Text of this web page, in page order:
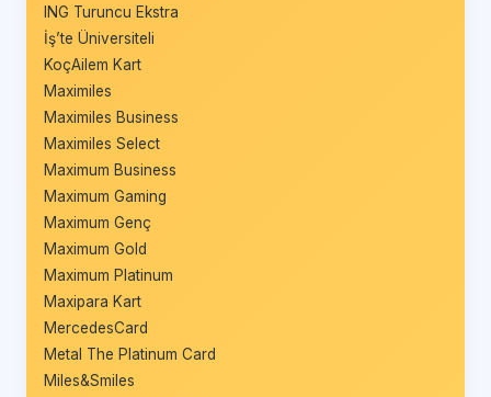
ING Turuncu Ekstra
İş’te Üniversiteli
KoçAilem Kart
Maximiles
Maximiles Business
Maximiles Select
Maximum Business
Maximum Gaming
Maximum Genç
Maximum Gold
Maximum Platinum
Maxipara Kart
MercedesCard
Metal The Platinum Card
Miles&Smiles